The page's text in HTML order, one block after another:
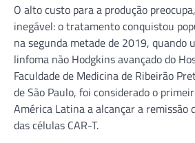
O alto custo para a produção
inegável: o tratamento conquistou
na segunda metade de 2019, quando
linfoma não Hodgkins avançado do
Faculdade de Medicina de Ribeirão
de São Paulo, foi considerado o
América Latina a alcançar a remissão
das células CAR-T.